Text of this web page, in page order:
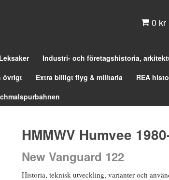
0 kr
Industri- och företagshistoria,
övrigt Extra billigt flyg & militaria
REA
HMMWV Humvee
New Vanguard 122
Historia, teknisk utveckling, varianter och